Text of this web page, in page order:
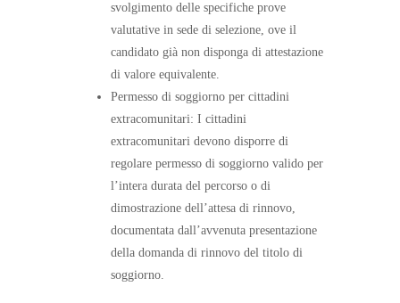
svolgimento delle specifiche prove
valutative in sede di selezione, ove il
candidato già non disponga di attestazione
di valore equivalente.
Permesso di soggiorno per cittadini
extracomunitari: I cittadini
extracomunitari devono disporre di
regolare permesso di soggiorno valido per
l’intera durata del percorso o di
dimostrazione dell’attesa di rinnovo,
documentata dall’avvenuta presentazione
della domanda di rinnovo del titolo di
soggiorno.